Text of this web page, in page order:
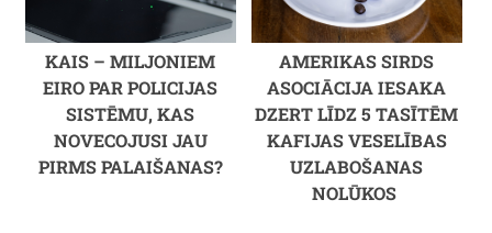
KAIS – MILJONIEM
EIRO PAR POLICIJAS
SISTĒMU, KAS
NOVECOJUSI JAU
PIRMS PALAIŠANAS?
AMERIKAS SIRDS
ASOCIĀCIJA IESAKA
DZERT LĪDZ 5 TASĪTĒM
KAFIJAS VESELĪBAS
UZLABOŠANAS
NOLŪKOS